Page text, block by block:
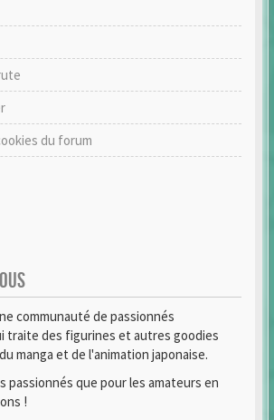
du forum
communauté de passionnés
traite des figurines et autres goodies
manga et de l'animation japonaise.
passionnés que pour les amateurs en
!